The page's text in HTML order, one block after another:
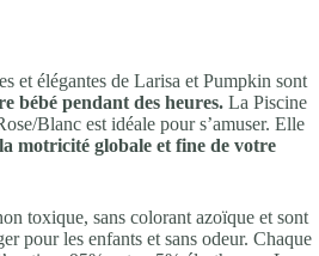
et élégantes de Larisa et Pumpkin sont
bébé pendant des heures. La Piscine
Blanc est idéale pour s’amuser. Elle
motricité globale et fine de votre
toxique, sans colorant azoïque et sont
pour les enfants et sans odeur. Chaque